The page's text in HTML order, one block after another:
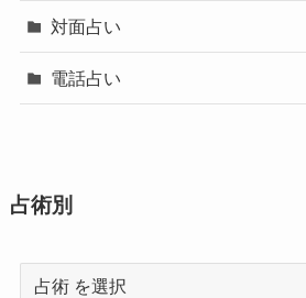
対面占い
電話占い
占術別